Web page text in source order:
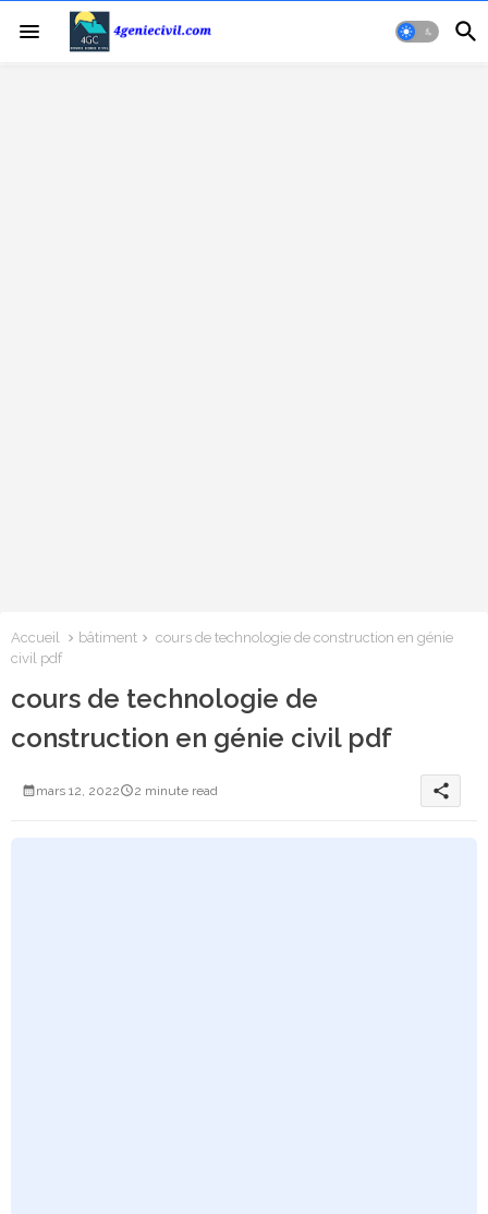
Accueil bâtiment
cours de technologie de construction en génie
civil pdf
cours de technologie de
construction en génie civil pdf
mars 12, 2022 2 minute read share